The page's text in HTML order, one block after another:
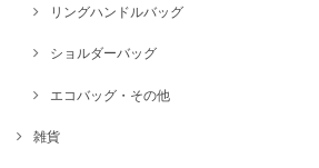
リングハンドルバッグ
ショルダーバッグ
エコバッグ・その他
雑貨